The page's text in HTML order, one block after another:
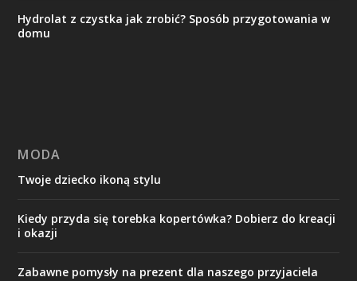
Hydrolat z czystka jak zrobić? Sposób przygotowania w
domu
MODA
Twoje dziecko ikoną stylu
Kiedy przyda się torebka kopertówka? Dobierz do kreacji
i okazji
Zabawne pomysły na prezent dla naszego przyjaciela